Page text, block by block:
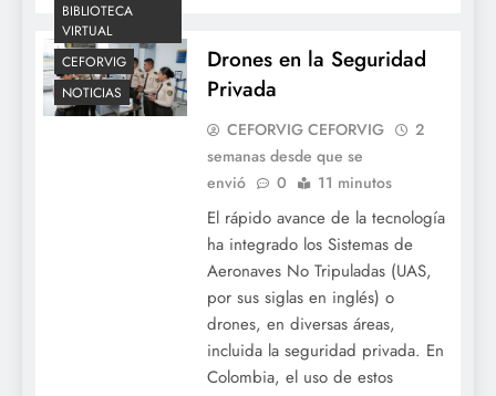
BIBLIOTECA
VIRTUAL
CEFORVIG
NOTICIAS
Drones en la Seguridad
Privada
CEFORVIG CEFORVIG
2
semanas desde que se
envió
0 11 minutos
El rápido avance de la tecnología
ha integrado los Sistemas de
Aeronaves No Tripuladas (UAS,
por sus siglas en inglés) o
drones, en diversas áreas,
incluida la seguridad privada. En
Colombia, el uso de estos